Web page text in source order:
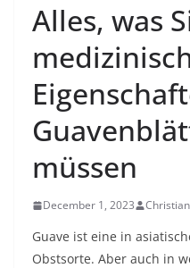
Alles, was
müssen
December 1, 2023
Guave ist eine in
Obstsorte. Aber auch in